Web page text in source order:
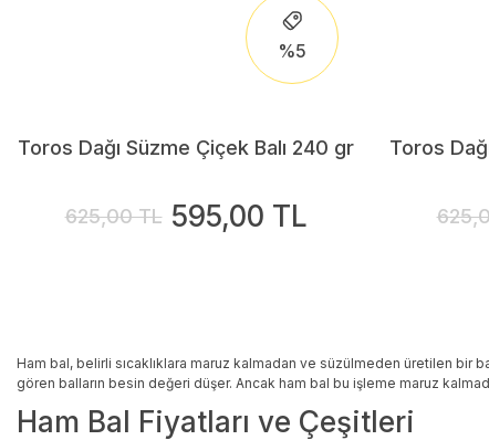
%5
Toros Dağı Süzme Çiçek Balı 240 gr
625,00 TL 595,00 TL
Toros
Ham bal, belirli sıcaklıklara maruz kalmadan ve süzülmeden üretilen bir
gören balların besin değeri düşer. Ancak ham bal bu işleme maruz
Ham Bal Fiyatları ve Çeşitleri